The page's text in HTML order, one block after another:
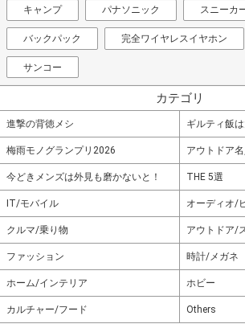
キャンプ パナソニック スニーカ
バックパック 完全ワイヤレスイヤホン
サンコー
カテゴリ
進撃の背徳メシ ギルティ飯
梅雨モノグランプリ2026 アウトドア
今どきメンズは外見も磨かないと！ THE 5選
IT/モバイル オーディオ/
クルマ/乗り物 アウトドア/
ファッション 時計/メガネ
ホーム/インテリア ホビー
カルチャー/フード Others